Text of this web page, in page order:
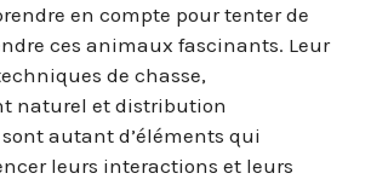
en compte pour tenter de
ces animaux fascinants. Leur
de chasse,
naturel et distribution
autant d’éléments qui
leurs interactions et leurs